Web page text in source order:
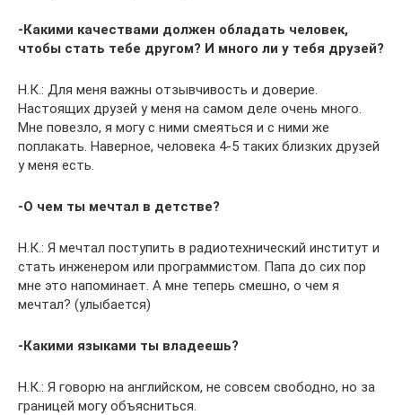
-Какими качествами должен обладать человек,
чтобы стать тебе другом? И много ли у тебя друзей?
Н.К.: Для меня важны отзывчивость и доверие.
Настоящих друзей у меня на самом деле очень много.
Мне повезло, я могу с ними смеяться и с ними же
поплакать. Наверное, человека 4-5 таких близких друзей
у меня есть.
-О чем ты мечтал в детстве?
Н.К.: Я мечтал поступить в радиотехнический институт и
стать инженером или программистом. Папа до сих пор
мне это напоминает. А мне теперь смешно, о чем я
мечтал? (улыбается)
-Какими языками ты владеешь?
Н.К.: Я говорю на английском, не совсем свободно, но за
границей могу объясниться.